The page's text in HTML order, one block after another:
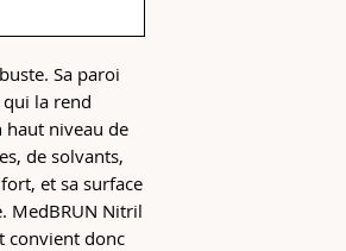
Sa paroi
la rend
haut niveau de
de solvants,
et sa surface
MedBRUN Nitril
convient donc